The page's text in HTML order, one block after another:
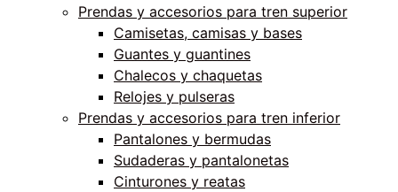
Prendas y accesorios para tren superior
Camisetas, camisas y bases
Guantes y guantines
Chalecos y chaquetas
Relojes y pulseras
Prendas y accesorios para tren inferior
Pantalones y bermudas
Sudaderas y pantalonetas
Cinturones y reatas